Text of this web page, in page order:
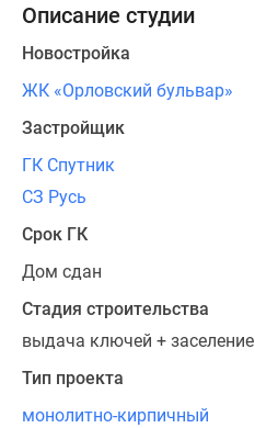
Описание студии
Новостройка
ЖК «Орловский бульвар»
Застройщик
ГК Спутник
СЗ Русь
Срок ГК
Дом сдан
Стадия строительства
выдача ключей + заселение
Тип проекта
монолитно-кирпичный